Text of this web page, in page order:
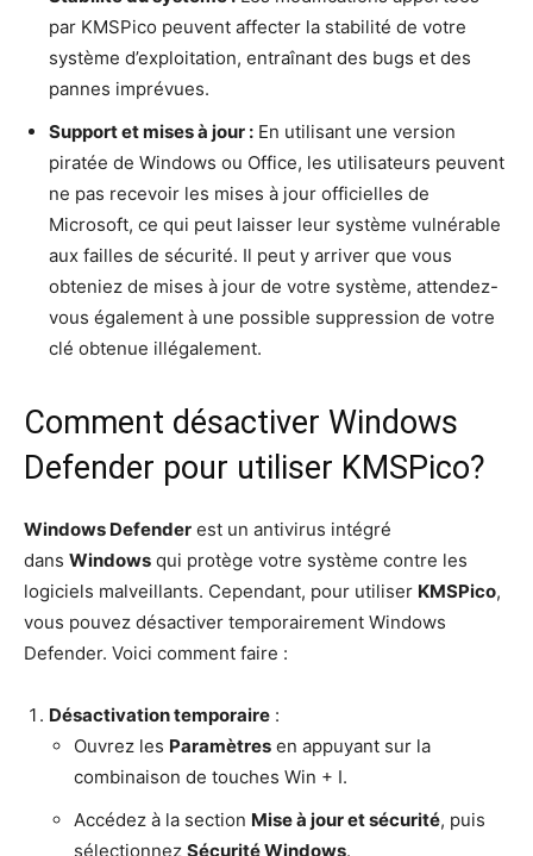
par KMSPico peuvent affecter la stabilité de votre
système d’exploitation, entraînant des bugs et des
pannes imprévues.
Support et mises à jour : En utilisant une version
piratée de Windows ou Office, les utilisateurs peuvent
ne pas recevoir les mises à jour officielles de
Microsoft, ce qui peut laisser leur système vulnérable
aux failles de sécurité. Il peut y arriver que vous
obteniez de mises à jour de votre système, attendez-
vous également à une possible suppression de votre
clé obtenue illégalement.
Comment désactiver Windows
Defender pour utiliser KMSPico?
Windows Defender est un antivirus intégré
dans Windows qui protège votre système contre les
logiciels malveillants. Cependant, pour utiliser KMSPico,
vous pouvez désactiver temporairement Windows
Defender. Voici comment faire :
Désactivation temporaire :
Ouvrez les Paramètres en appuyant sur la
combinaison de touches Win + I.
Accédez à la section Mise à jour et sécurité, puis
sélectionnez Sécurité Windows.